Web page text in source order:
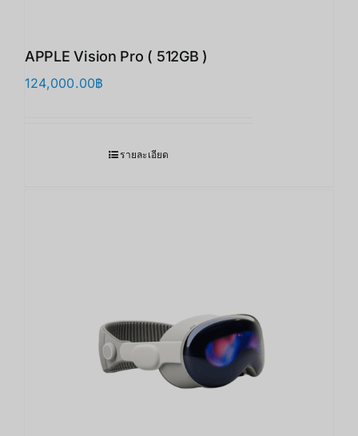
APPLE Vision Pro ( 512GB )
124,000.00฿
รายละเอียด